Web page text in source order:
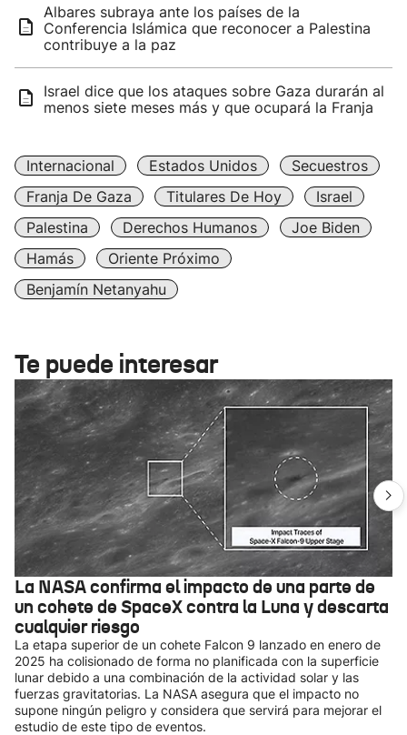
Albares subraya ante los países de la
Conferencia Islámica que reconocer a Palestina
contribuye a la paz
Israel dice que los ataques sobre Gaza durarán al
menos siete meses más y que ocupará la Franja
Internacional Estados Unidos
Secuestros
Franja De Gaza
Titulares De Hoy
Israel
Palestina
Derechos Humanos
Joe Biden
Hamás
Oriente Próximo
Benjamín Netanyahu
Te puede interesar
La NASA confirma el impacto de una parte de
un cohete de SpaceX contra la Luna y descarta
cualquier riesgo
La etapa superior de un cohete Falcon 9 lanzado en enero de
2025 ha colisionado de forma no planificada con la superficie
lunar debido a una combinación de la actividad solar y las
fuerzas gravitatorias. La NASA asegura que el impacto no
supone ningún peligro y considera que servirá para mejorar el
estudio de este tipo de eventos.